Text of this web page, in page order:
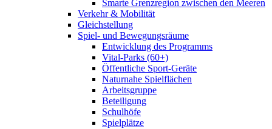
Smarte Grenzregion zwischen den Meeren
Verkehr & Mobilität
Gleichstellung
Spiel- und Bewegungsräume
Entwicklung des Programms
Vital-Parks (60+)
Öffentliche Sport-Geräte
Naturnahe Spielflächen
Arbeitsgruppe
Beteiligung
Schulhöfe
Spielplätze